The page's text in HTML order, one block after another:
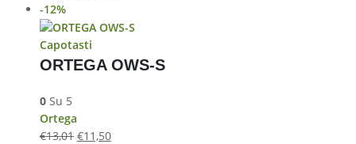
-12%
Capotasti
ORTEGA OWS-S
0Su 5
Ortega
€13,01 €11,50